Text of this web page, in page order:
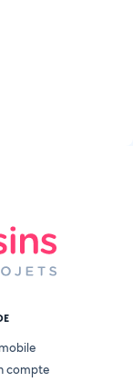
compte